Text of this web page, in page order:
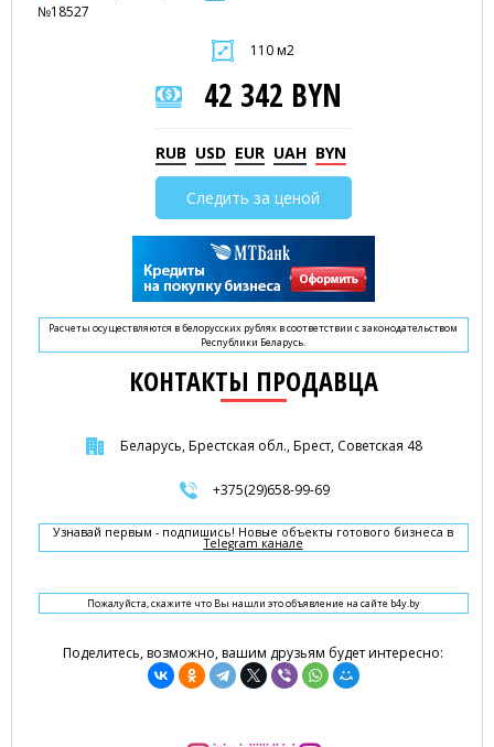
№18527
110 м2
42 342 BYN
RUB USD EUR UAH BYN
Следить за ценой
Расчеты осуществляются в белорусских рублях в соответствии с законодательством
Республики Беларусь.
КОНТАКТЫ ПРОДАВЦА
Беларусь, Брестская обл., Брест, Советская 48
+375(29)658-99-69
Узнавай первым - подпишись! Новые объекты готового бизнеса в
Telegram канале
Пожалуйста, скажите что Вы нашли это объявление на сайте b4y.by
Поделитесь, возможно, вашим друзьям будет интересно: